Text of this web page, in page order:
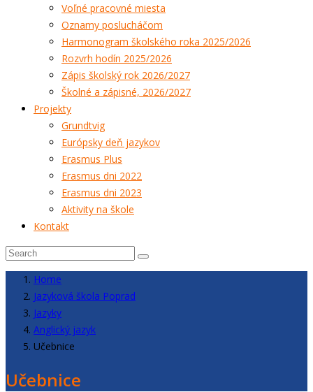
Voľné pracovné miesta
Oznamy poslucháčom
Harmonogram školského roka 2025/2026
Rozvrh hodín 2025/2026
Zápis školský rok 2026/2027
Školné a zápisné, 2026/2027
Projekty
Grundtvig
Európsky deň jazykov
Erasmus Plus
Erasmus dni 2022
Erasmus dni 2023
Aktivity na škole
Kontakt
Home
Jazyková škola Poprad
Jazyky
Anglický jazyk
Učebnice
Učebnice